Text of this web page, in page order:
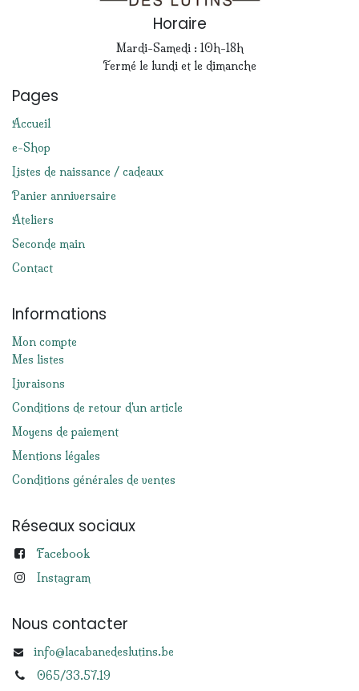
Horaire
Mardi-Samedi : 10h-18h
Fermé le lundi et le dimanche
Pages
Accueil
e-Shop
Listes de naissance / cadeaux
Panier anniversaire
Ateliers
Seconde main
Contact
Informations
Mon compte
Mes listes
Livraisons
Conditions de retour d'un article
Moyens de paiement
Mentions légales
Conditions générales de ventes
Réseaux sociaux
Facebook
Instagram
Nous contacter
info@lacabanedeslutins.be
065/33.57.19